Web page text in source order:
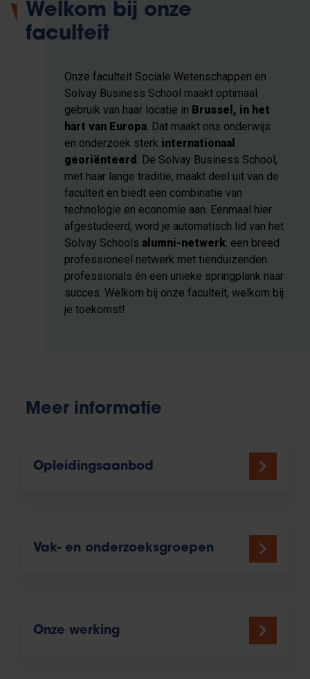
Welkom bij onze
faculteit
Onze faculteit Sociale Wetenschappen en
Solvay Business School maakt optimaal
gebruik van haar locatie in Brussel, in het
hart van Europa. Dat maakt ons onderwijs
en onderzoek sterk internationaal
georiënteerd . De Solvay Business School,
met haar lange traditie, maakt deel uit van de
faculteit en biedt een combinatie van
technologie en economie aan. Eenmaal hier
afgestudeerd, word je automatisch lid van het
Solvay Schoolsalumni-netwerk: een breed
professioneel netwerk met tienduizenden
professionals én een unieke springplank naar
succes. Welkom bij onze faculteit, welkom bij
je toekomst!
Meer informatie
Opleidingsaanbod
Vak- en onderzoeksgroepen
Onze werking